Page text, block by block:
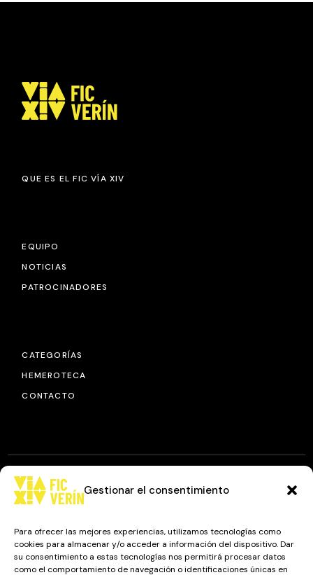
Gestionar el consentimiento
Para ofrecer las mejores experiencias, utilizamos tecnologías como
cookies para almacenar y/o acceder a información del dispositivo. Dar
su consentimiento a estas tecnologías nos permitirá procesar datos
como el comportamiento de navegación o identificaciones únicas en
QUE ES EL FIC VÍA XIV
EQUIPO
NOTICIAS
PATROCINADORES
CATEGORÍAS
HEMEROTECA
CONTACTO